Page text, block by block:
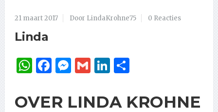
21 maart 2017 Door LindaKrohne75 0 Reacties
Linda
WhatsApp
Facebook
Messenger
GmailLinkedIn
OVER LINDA KROHNE